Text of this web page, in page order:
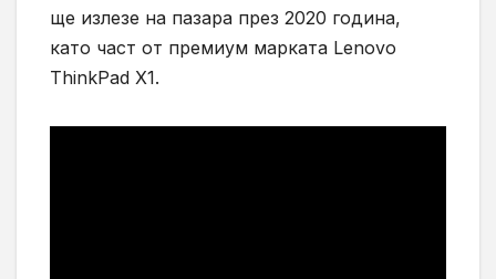
ще излезе на пазара през 2020 година,
като част от премиум марката Lenovo
ThinkPad X1.